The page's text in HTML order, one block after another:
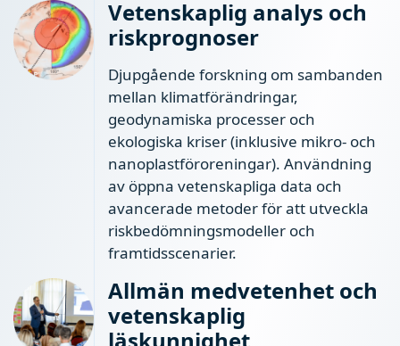
Vetenskaplig analys och
riskprognoser
Djupgående forskning om sambanden
mellan klimatförändringar,
geodynamiska processer och
ekologiska kriser (inklusive mikro- och
nanoplastföroreningar). Användning
av öppna vetenskapliga data och
avancerade metoder för att utveckla
riskbedömningsmodeller och
framtidsscenarier.
Allmän medvetenhet och
vetenskaplig
läskunnighet